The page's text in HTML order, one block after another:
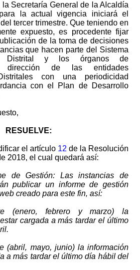
Secretaría General de la Alcaldía
la actual vigencia iniciará el
tercer trimestre. Que teniendo en
expuesto, es procedente fijar
de la toma de decisiones
que hacen parte del Sistema
Distrital y los órganos de
dirección de las entidades
con una periodicidad
con el Plan de Desarrollo
RESUELVE:
el artículo 12 de la Resolución
2018, el cual quedará así:
de Gestión: Las instancias de
publicar un informe de gestión
creado para este fin, así:
(enero, febrero y marzo) la
cargada a más tardar el último
(abril, mayo, junio) la información
a más tardar el último día hábil del